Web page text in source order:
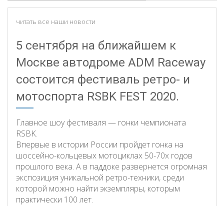
читать все наши новости
5 сентября на ближайшем к
Москве автодроме ADM Raceway
состоится фестиваль ретро- и
мотоспорта RSBK FEST 2020.
Главное шоу фестиваля — гонки чемпионата
RSBK.
Впервые в истории России пройдет гонка на
шоссейно-кольцевых мотоциклах 50-70х годов
прошлого века. А в паддоке развернется огромная
экспозиция уникальной ретро-техники, среди
которой можно найти экземпляры, которым
практически 100 лет.